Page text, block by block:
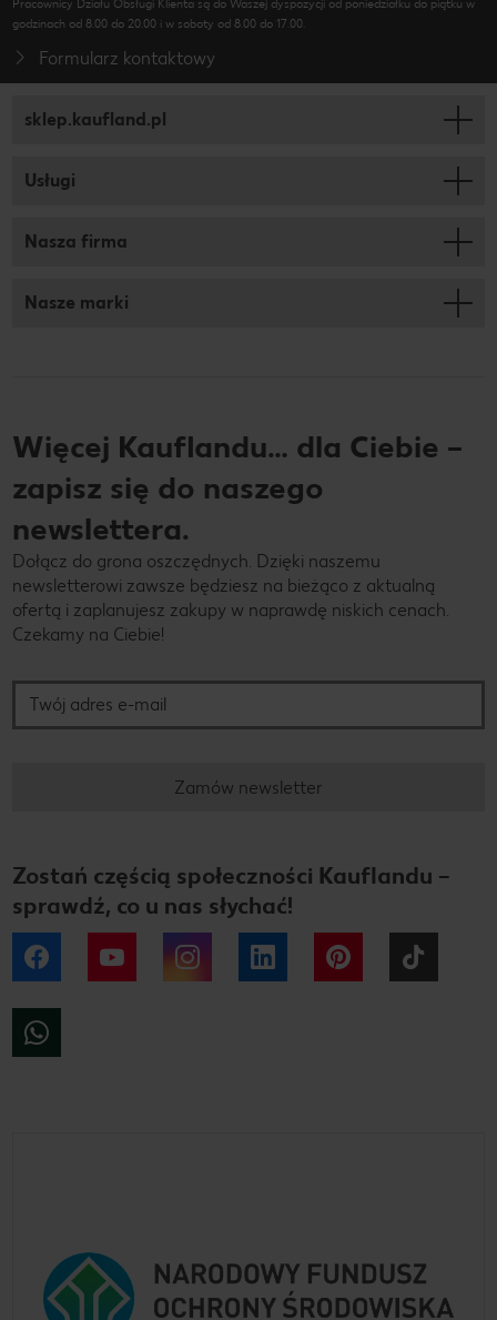
Pracownicy Działu Obsługi Klienta są do Waszej dyspozycji od poniedziałku do piątku w
godzinach od 8.00 do 20.00 i w soboty od 8.00 do 17.00.
Formularz kontaktowy
sklep.kaufland.pl
Usługi
Nasza firma
Nasze marki
Więcej Kauflandu… dla Ciebie –
zapisz się do naszego
newslettera.
Dołącz do grona oszczędnych. Dzięki naszemu
newsletterowi zawsze będziesz na bieżąco z aktualną
ofertą i zaplanujesz zakupy w naprawdę niskich cenach.
Czekamy na Ciebie!
Zamów newsletter
Zostań częścią społeczności Kauflandu –
sprawdź, co u nas słychać!
Facebook YouTube Instagram LinkedIn Pinterest